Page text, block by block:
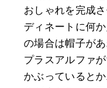
おしゃれを完成
ディネートに何
の場合は帽子が
プラスアルファ
かぶっていると